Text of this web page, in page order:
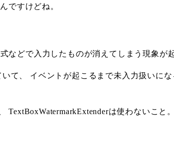
ですけどね。
などで入力したものが消えてしまう現象が
て、 イベントが起こるまで未入力扱いに
は使わないこと。